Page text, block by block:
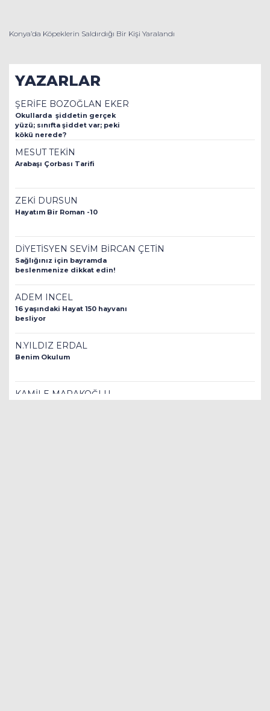
Konya’da Köpeklerin Saldırdığı Bir Kişi Yaralandı
YAZARLAR
ŞERİFE BOZOĞLAN EKER
Okullarda şiddetin gerçek
yüzü; sınıfta şiddet var; peki
kökü nerede?
MESUT TEKİN
Arabaşı Çorbası Tarifi
ZEKİ DURSUN
Hayatım Bir Roman -10
DİYETİSYEN SEVİM BİRCAN ÇETİN
Sağlığınız için bayramda
beslenmenize dikkat edin!
ADEM INCEL
16 yaşındaki Hayat 150 hayvanı
besliyor
N.YILDIZ ERDAL
Benim Okulum
KAMİLE MARAKOĞLU